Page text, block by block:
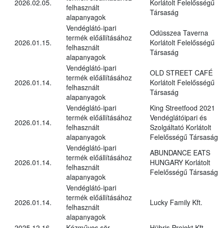
2026.02.05.
felhasznált
alapanyagok
Korlátolt Felelősségű
Társaság
2026.01.15.
Vendéglátó-ipari
termék előállításához
felhasznált
alapanyagok
Odüsszea Taverna
Korlátolt Felelősségű
Társaság
2026.01.14.
Vendéglátó-ipari
termék előállításához
felhasznált
alapanyagok
OLD STREET CAFÉ
Korlátolt Felelősségű
Társaság
2026.01.14.
Vendéglátó-ipari
termék előállításához
felhasznált
alapanyagok
King Streetfood 2021
Vendéglátóipari és
Szolgáltató Korlátolt
Felelősségű Társaság
2026.01.14.
Vendéglátó-ipari
termék előállításához
felhasznált
alapanyagok
ABUNDANCE EATS
HUNGARY Korlátolt
Felelősségű Társaság
2026.01.14.
Vendéglátó-ipari
termék előállításához
felhasznált
alapanyagok
Lucky Family Kft.